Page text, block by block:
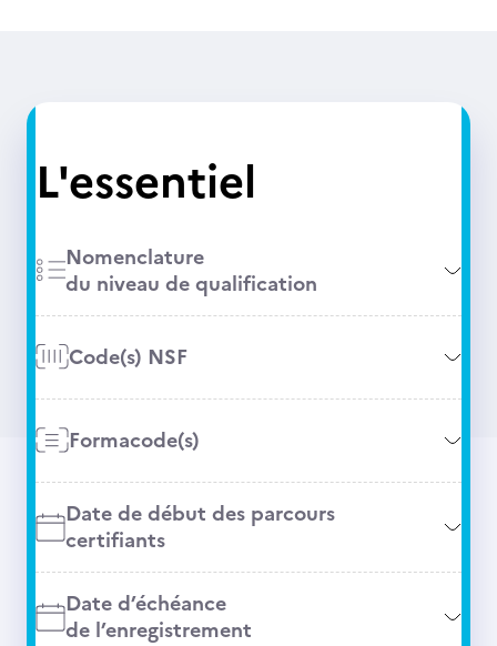
L'essentiel
Nomenclature
du niveau de qualification
Code(s) NSF
Formacode(s)
Date de début des parcours
certifiants
Date d’échéance
de l’enregistrement